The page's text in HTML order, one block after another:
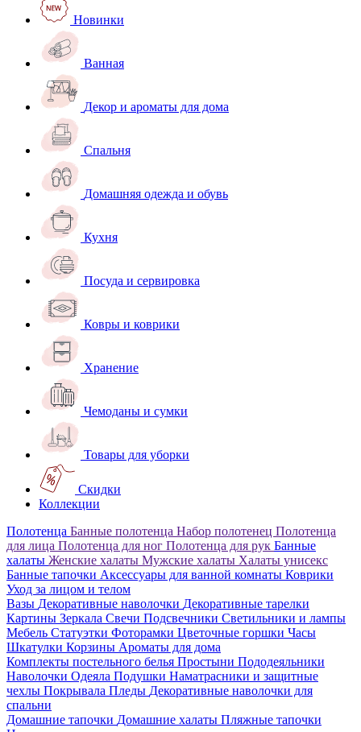
Новинки
Ванная
Декор и ароматы для дома
Спальня
Домашняя одежда и обувь
Кухня
Посуда и сервировка
Ковры и коврики
Хранение
Чемоданы и сумки
Товары для уборки
Скидки
Коллекции
Полотенца Банные полотенца Набор полотенец Полотенца
для лица Полотенца для ног Полотенца для рук Банные
халаты Женские халаты Мужские халаты Халаты унисекс
Банные тапочки Аксессуары для ванной комнаты Коврики
Уход за лицом и телом
Вазы Декоративные наволочки Декоративные тарелки
Картины Зеркала Свечи Подсвечники Светильники и лампы
Мебель Статуэтки Фоторамки Цветочные горшки Часы
Шкатулки Корзины Ароматы для дома
Комплекты постельного белья Простыни Пододеяльники
Наволочки Одеяла Подушки Наматрасники и защитные
чехлы Покрывала Пледы Декоративные наволочки для
спальни
Домашние тапочки Домашние халаты Пляжные тапочки